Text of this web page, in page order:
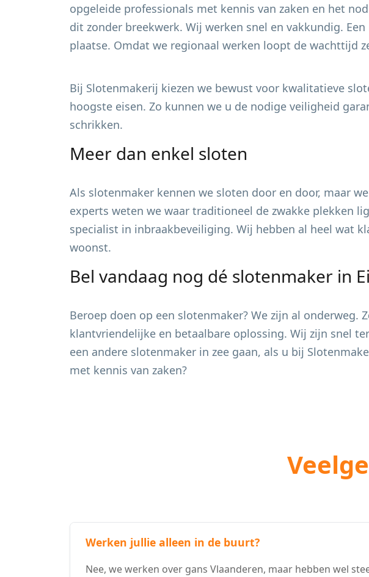
opgeleide professionals met kennis van zaken en het
dit zonder breekwerk. Wij werken snel en vakkundig.
plaatse. Omdat we regionaal werken loopt de wachttijd
Bij Slotenmakerij kiezen we bewust voor kwalitatieve
hoogste eisen. Zo kunnen we u de nodige veiligheid
schrikken.
Meer dan enkel sloten
Als slotenmaker kennen we sloten door en door, maar
experts weten we waar traditioneel de zwakke plekken
specialist in inbraakbeveiliging. Wij hebben al heel wat
woonst.
Bel vandaag nog dé slotenmaker in
Beroep doen op een slotenmaker? We zijn al onderweg.
klantvriendelijke en betaalbare oplossing. Wij zijn snel
een andere slotenmaker in zee gaan, als u bij
met kennis van zaken?
Werken jullie alleen in de buurt?
Nee, we werken over gans Vlaanderen, maar hebben wel